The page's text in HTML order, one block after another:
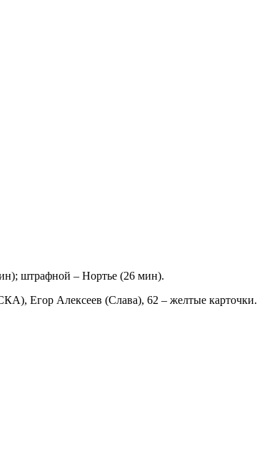
штрафной – Нортье (26 мин).
Егор Алексеев (Слава), 62 – желтые карточки.